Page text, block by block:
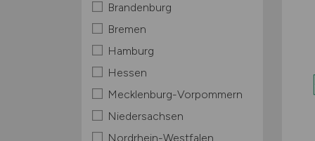
Brandenburg
Bremen
Hamburg
Hessen
Mecklenburg-Vorpommern
Niedersachsen
Nordrhein-Westfalen